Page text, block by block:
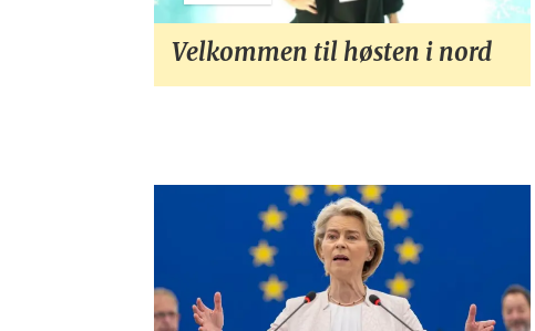
Velkommen til høsten i nord